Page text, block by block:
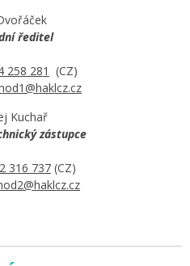
ředitel
258 281 (CZ)
Kuchař
zástupce
316 737 (CZ)